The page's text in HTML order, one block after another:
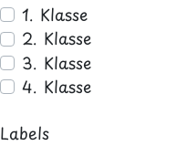
1. Klasse
2. Klasse
3. Klasse
4. Klasse
Labels